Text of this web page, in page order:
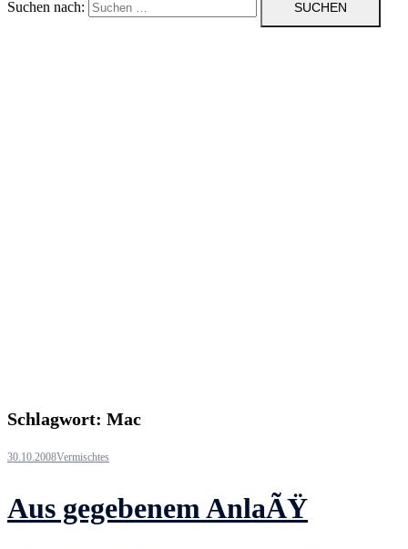
Suchen nach:
Schlagwort: Mac
30.10.2008Vermischtes
Aus gegebenem AnlaÃŸ